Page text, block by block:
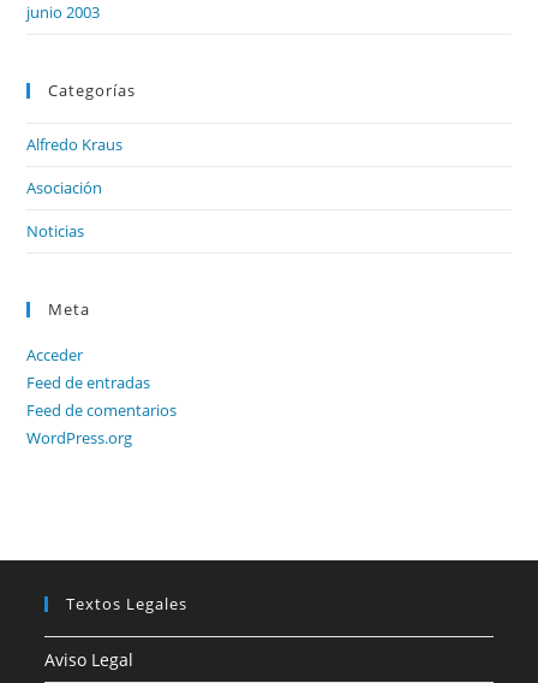
junio 2003
Categorías
Alfredo Kraus
Asociación
Noticias
Meta
Acceder
Feed de entradas
Feed de comentarios
WordPress.org
Textos Legales
Aviso Legal